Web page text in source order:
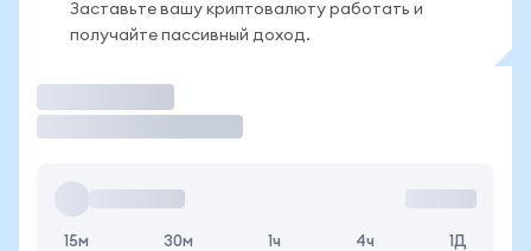
Заставьте вашу криптовалюту работать и
получайте пассивный доход.
15м 30м 1ч 4ч 1Д